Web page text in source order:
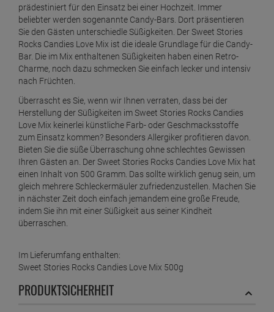
prädestiniert für den Einsatz bei einer Hochzeit. Immer
beliebter werden sogenannte Candy-Bars. Dort präsentieren
Sie den Gästen unterschiedle Süßigkeiten. Der Sweet Stories
Rocks Candies Love Mix ist die ideale Grundlage für die Candy-
Bar. Die im Mix enthaltenen Süßigkeiten haben einen Retro-
Charme, noch dazu schmecken Sie einfach lecker und intensiv
nach Früchten.
Überrascht es Sie, wenn wir Ihnen verraten, dass bei der
Herstellung der Süßigkeiten im Sweet Stories Rocks Candies
Love Mix keinerlei künstliche Farb- oder Geschmacksstoffe
zum Einsatz kommen? Besonders Allergiker profitieren davon.
Bieten Sie die süße Überraschung ohne schlechtes Gewissen
Ihren Gästen an. Der Sweet Stories Rocks Candies Love Mix hat
einen Inhalt von 500 Gramm. Das sollte wirklich genug sein, um
gleich mehrere Schleckermäuler zufriedenzustellen. Machen Sie
in nächster Zeit doch einfach jemandem eine große Freude,
indem Sie ihn mit einer Süßigkeit aus seiner Kindheit
überraschen.
Im Lieferumfang enthalten:
Sweet Stories Rocks Candies Love Mix 500g
PRODUKTSICHERHEIT